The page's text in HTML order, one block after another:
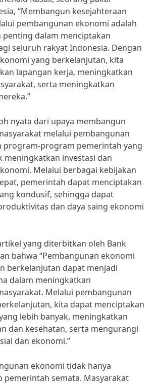
“Membangun kesejahteraan
pembangunan ekonomi adalah
penting dalam menciptakan
seluruh rakyat Indonesia. Dengan
yang berkelanjutan, kita
lapangan kerja, meningkatkan
serta meningkatkan
nyata dari upaya membangun
melalui pembangunan
program-program pemerintah yang
meningkatkan investasi dan
Melalui berbagai kebijakan
pemerintah dapat menciptakan
kondusif, sehingga dapat
dan daya saing ekonomi
yang diterbitkan oleh Bank
bahwa “Pembangunan ekonomi
berkelanjutan dapat menjadi
dalam meningkatkan
Melalui pembangunan
kita dapat menciptakan
lebih banyak, meningkatkan
dan kesehatan, serta mengurangi
dan ekonomi.”
ekonomi tidak hanya
pemerintah semata. Masyarakat